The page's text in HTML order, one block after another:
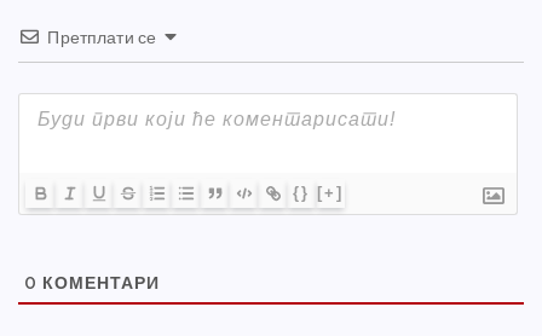
Претплати се
{} [+]
0 КОМЕНТАРИ